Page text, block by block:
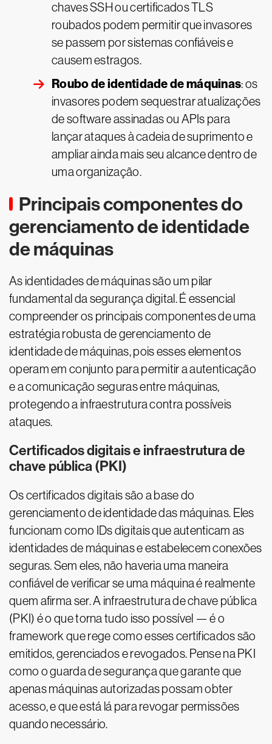
chaves SSH ou certificados TLS
roubados podem permitir que invasores
se passem por sistemas confiáveis e
causem estragos.
Roubo de identidade de máquinas: os
invasores podem sequestrar atualizações
de software assinadas ou APIs para
lançar ataques à cadeia de suprimento e
ampliar ainda mais seu alcance dentro de
uma organização.
Principais componentes do
gerenciamento de identidade
de máquinas
As identidades de máquinas são um pilar
fundamental da segurança digital. É essencial
compreender os principais componentes de uma
estratégia robusta de gerenciamento de
identidade de máquinas, pois esses elementos
operam em conjunto para permitir a autenticação
e a comunicação seguras entre máquinas,
protegendo a infraestrutura contra possíveis
ataques.
Certificados digitais e infraestrutura de
chave pública (PKI)
Os certificados digitais são a base do
gerenciamento de identidade das máquinas. Eles
funcionam como IDs digitais que autenticam as
identidades de máquinas e estabelecem conexões
seguras. Sem eles, não haveria uma maneira
confiável de verificar se uma máquina é realmente
quem afirma ser. A infraestrutura de chave pública
(PKI) é o que torna tudo isso possível — é o
framework que rege como esses certificados são
emitidos, gerenciados e revogados. Pense na PKI
como o guarda de segurança que garante que
apenas máquinas autorizadas possam obter
acesso, e que está lá para revogar permissões
quando necessário.